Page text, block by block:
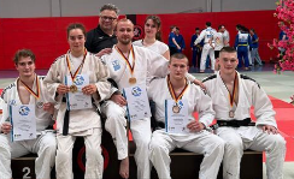
Beiträge